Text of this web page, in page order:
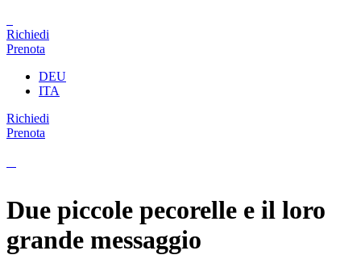
Richiedi
Prenota
DEU
ITA
Richiedi
Prenota
Due piccole pecorelle e il loro
grande messaggio